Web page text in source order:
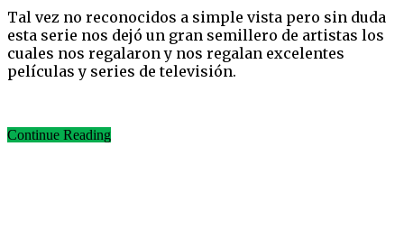
Tal vez no reconocidos a simple vista pero sin duda
esta serie nos dejó un gran semillero de artistas los
cuales nos regalaron y nos regalan excelentes
películas y series de televisión.
Continue Reading